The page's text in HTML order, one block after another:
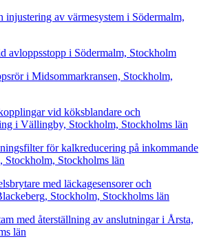
injustering av värmesystem i Södermalm,
avloppsstopp i Södermalm, Stockholm
i Midsommarkransen, Stockholm,
vid köksblandare och
i Vällingby, Stockholm, Stockholms län
för kalkreducering på inkommande
Stockholm, Stockholms län
med läckagesensorer och
Stockholm, Stockholms län
med återställning av anslutningar i Årsta,
län